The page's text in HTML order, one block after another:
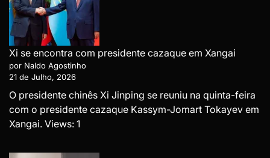
Xi se encontra com presidente cazaque em Xangai
por Naldo Agostinho
21 de Julho, 2026
O presidente chinês Xi Jinping se reuniu na quinta-feira
com o presidente cazaque Kassym-Jomart Tokayev em
Xangai. Views: 1